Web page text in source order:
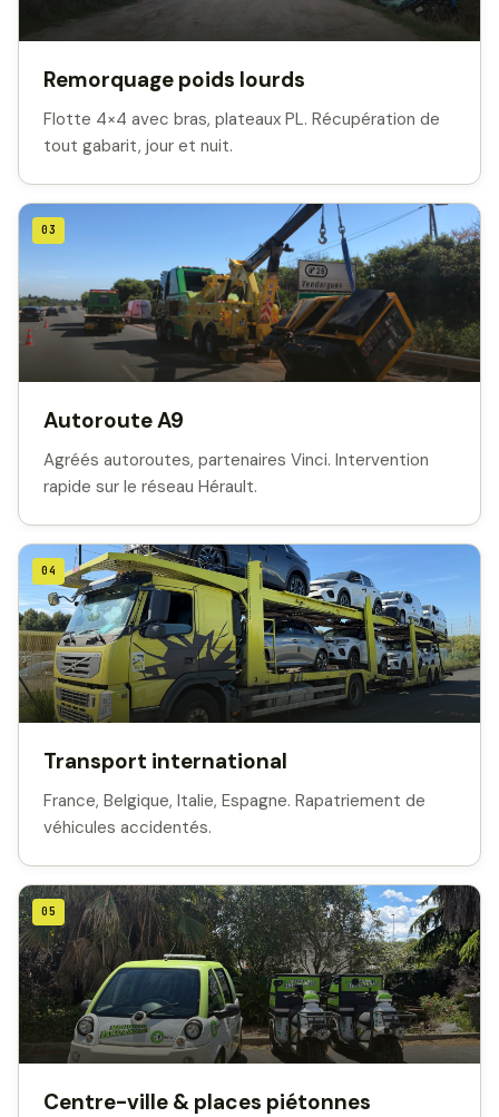
Remorquage poids lourds
Flotte 4×4 avec bras, plateaux PL. Récupération de
tout gabarit, jour et nuit.
03
Autoroute A9
Agréés autoroutes, partenaires Vinci. Intervention
rapide sur le réseau Hérault.
04
Transport international
France, Belgique, Italie, Espagne. Rapatriement de
véhicules accidentés.
05
Centre-ville & places piétonnes